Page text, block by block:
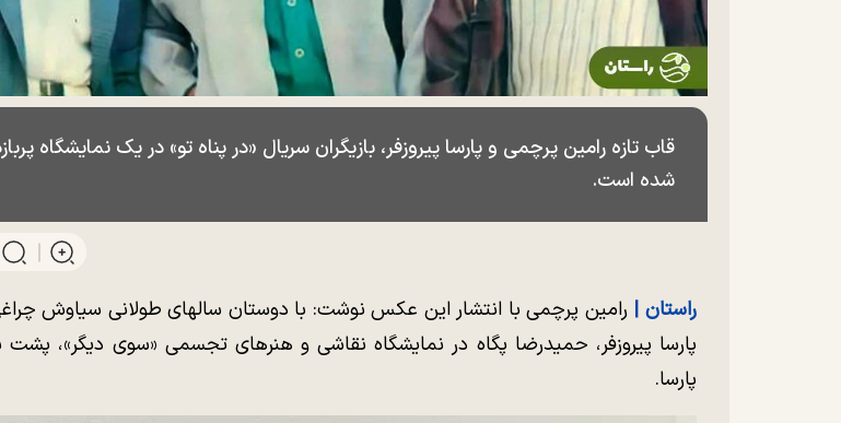
قاب تازه رامین پرچمی و پارسا پیروزفر، بازیگران سریال «در پناه تو» در یک نمایشگاه
شده است.
راستان | رامین پرچمی با انتشار این عکس نوشت: با دوستان سالهای طولانی سیاوش
پارسا پیروزفر، حمیدرضا پگاه در نمایشگاه نقاشی و هنرهای تجسمی «سوی دیگر»، پشت
پارسا.